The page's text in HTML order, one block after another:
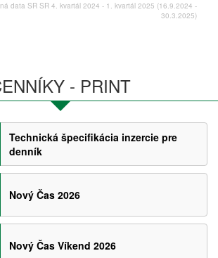
data SR SR 4. kvartál 2024 - 1. kvartál 2025 (16.9.2024 -
30.3.2025)
- PRINT
Technická špecifikácia inzercie pre
denník
Nový Čas 2026
Nový Čas Víkend 2026